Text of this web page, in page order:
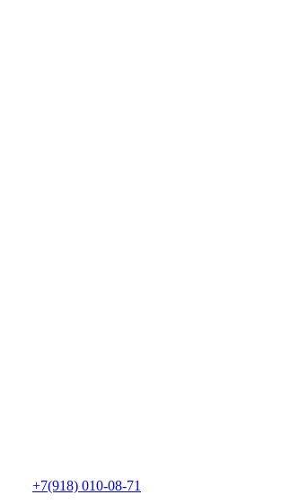
+7(918) 010-08-71